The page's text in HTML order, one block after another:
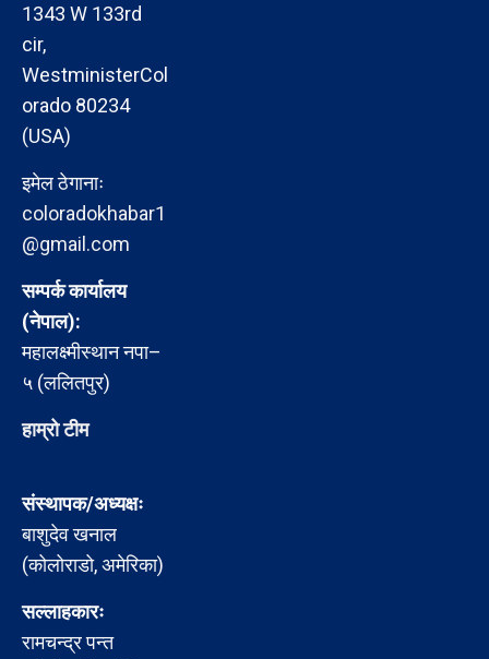
1343 W 133rd
cir,
WestministerCol
orado 80234
(USA)
इमेल ठेगानाः
coloradokhabar1
@gmail.com
सम्पर्क कार्यालय
(नेपाल):
महालक्ष्मीस्थान नपा–
५ (ललितपुर)
हाम्रो टीम
संस्थापक/अध्यक्षः
बाशुदेव खनाल
(कोलोराडो, अमेरिका)
सल्लाहकारः
रामचन्द्र पन्त